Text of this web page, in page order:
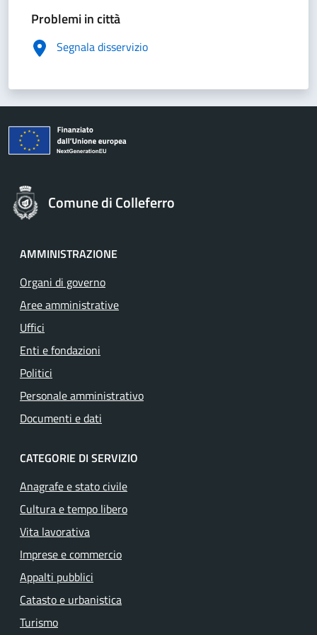
Problemi in città
Segnala disservizio
Comune di Colleferro
AMMINISTRAZIONE
Organi di governo
Aree amministrative
Uffici
Enti e fondazioni
Politici
Personale amministrativo
Documenti e dati
CATEGORIE DI SERVIZIO
Anagrafe e stato civile
Cultura e tempo libero
Vita lavorativa
Imprese e commercio
Appalti pubblici
Catasto e urbanistica
Turismo